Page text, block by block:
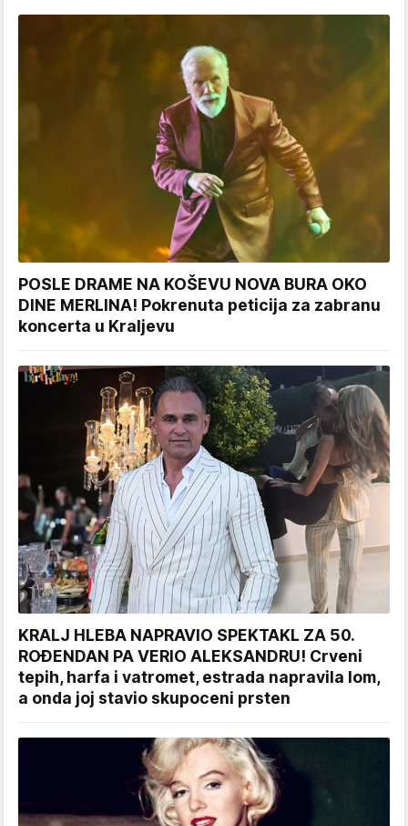
POSLE DRAME NA KOŠEVU NOVA BURA OKO
DINE MERLINA! Pokrenuta peticija za zabranu
koncerta u Kraljevu
KRALJ HLEBA NAPRAVIO SPEKTAKL ZA 50.
ROĐENDAN PA VERIO ALEKSANDRU! Crveni
tepih, harfa i vatromet, estrada napravila lom,
a onda joj stavio skupoceni prsten